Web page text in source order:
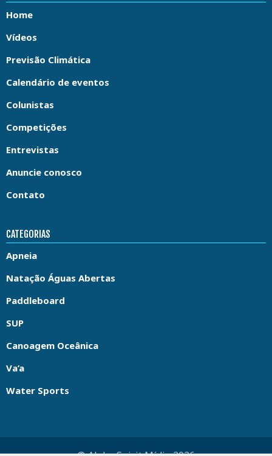
Home
Vídeos
Previsão Climática
Calendário de eventos
Colunistas
Competições
Entrevistas
Anuncie conosco
Contato
CATEGORIAS
Apneia
Natação Águas Abertas
Paddleboard
SUP
Canoagem Oceânica
Va’a
Water Sports